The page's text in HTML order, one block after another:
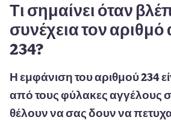
Τι σημαίνει όταν
συνέχεια τον αριθμό
234?
Η εμφάνιση του αριθμού 234
από τους φύλακες αγγέλους
θέλουν να σας δουν να